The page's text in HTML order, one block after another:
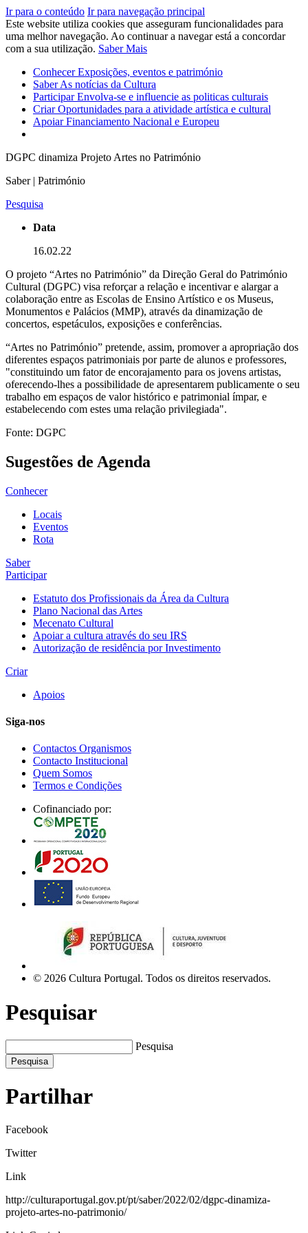
Ir para o conteúdo Ir para navegação principal
Este website utiliza cookies que asseguram funcionalidades para
uma melhor navegação. Ao continuar a navegar está a concordar
com a sua utilização. Saber Mais
ConhecerExposições, eventos e património
SaberAs notícias da Cultura
ParticiparEnvolva-se e influencie as politicas culturais
CriarOportunidades para a atividade artística e cultural
ApoiarFinanciamento Nacional e Europeu
DGPC dinamiza Projeto Artes no Património
Saber | Património
Pesquisa
Data
16.02.22
O projeto “Artes no Património” da Direção Geral do Património
Cultural (DGPC) visa reforçar a relação e incentivar e alargar a
colaboração entre as Escolas de Ensino Artístico e os Museus,
Monumentos e Palácios (MMP), através da dinamização de
concertos, espetáculos, exposições e conferências.
“Artes no Património” pretende, assim, promover a apropriação dos
diferentes espaços patrimoniais por parte de alunos e professores,
"constituindo um fator de encorajamento para os jovens artistas,
oferecendo-lhes a possibilidade de apresentarem publicamente o seu
trabalho em espaços de valor histórico e patrimonial ímpar, e
estabelecendo com estes uma relação privilegiada".
Fonte: DGPC
Sugestões de Agenda
Conhecer
Locais
Eventos
Rota
Saber
Participar
Estatuto dos Profissionais da Área da Cultura
Plano Nacional das Artes
Mecenato Cultural
Apoiar a cultura através do seu IRS
Autorização de residência por Investimento
Criar
Apoios
Siga-nos
Contactos Organismos
Contacto Institucional
Quem Somos
Termos e Condições
Cofinanciado por:
© 2026 Cultura Portugal. Todos os direitos reservados.
Pesquisar
Pesquisa
Pesquisa
Partilhar
Facebook
Twitter
Link
http://culturaportugal.gov.pt/pt/saber/2022/02/dgpc-dinamiza-
projeto-artes-no-patrimonio/